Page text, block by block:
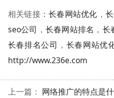
相关链接：长春网站优化 ，
seo公司 ， 长春网站排名 ， 长
长春排名公司 ， 长春网站优
http://www.236e.com
上一篇： 网络推广的特点是